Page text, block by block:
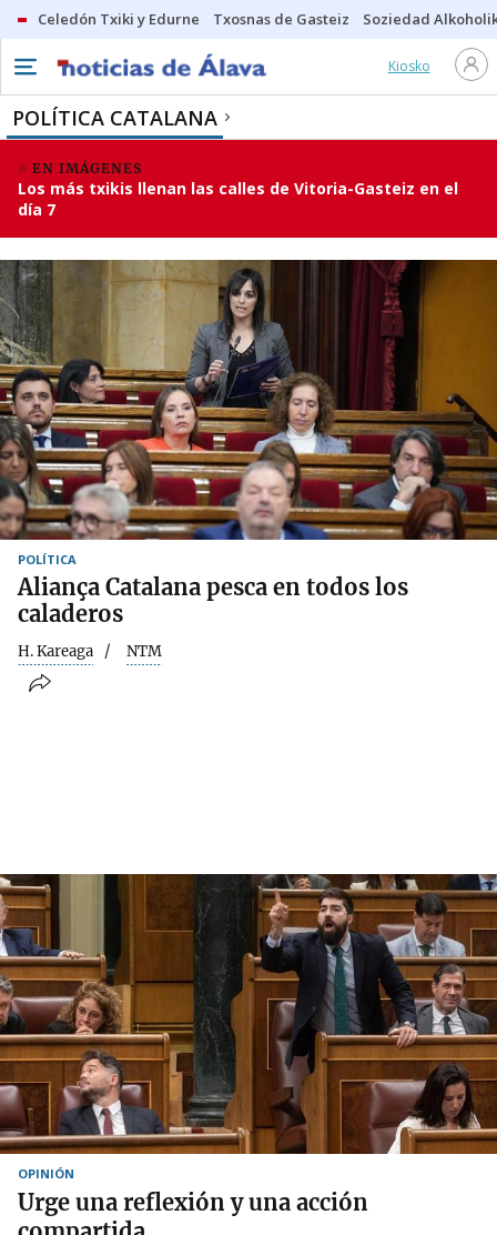
Celedón Txiki y Edurne Txosnas de Gasteiz Soziedad
Kiosko
POLÍTICA CATALANA
EN IMÁGENES
Los más txikis llenan las calles de Vitoria-Gasteiz en el
día 7
POLÍTICA
Aliança Catalana pesca en todos los
caladeros
H. Kareaga NTM
OPINIÓN
Urge una reflexión y una acción